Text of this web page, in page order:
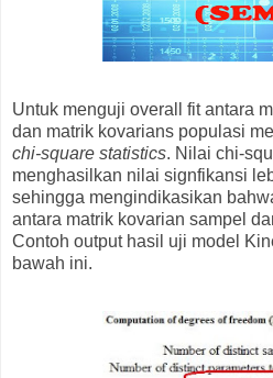
Untuk menguji overall fit antara
dan matrik kovarians populasi
chi-square statistics. Nilai chi-
menghasilkan nilai signfikansi
sehingga mengindikasikan
antara matrik kovarian sampel
Contoh output hasil uji model
bawah ini.